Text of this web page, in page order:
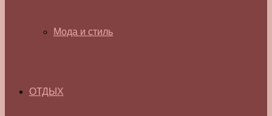
Мода и стиль
ОТДЫХ